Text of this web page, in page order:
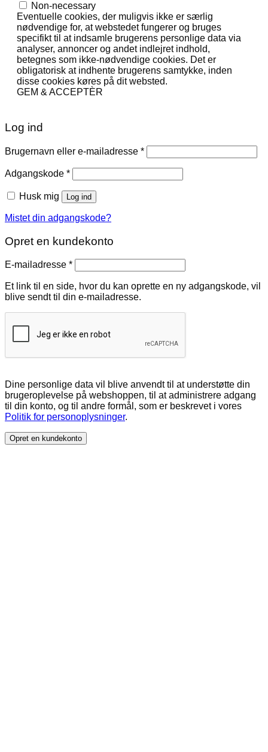
Non-necessary
Eventuelle cookies, der muligvis ikke er særlig
nødvendige for, at webstedet fungerer og bruges
specifikt til at indsamle brugerens personlige data via
analyser, annoncer og andet indlejret indhold,
betegnes som ikke-nødvendige cookies. Det er
obligatorisk at indhente brugerens samtykke, inden
disse cookies køres på dit websted.
GEM & ACCEPTÈR
Log ind
Brugernavn eller e-mailadresse *Påkrævet
Adgangskode *Påkrævet
Husk mig Log ind
Mistet din adgangskode?
Opret en kundekonto
E-mailadresse *Påkrævet
Et link til en side, hvor du kan oprette en ny adgangskode, vil
blive sendt til din e-mailadresse.
Dine personlige data vil blive anvendt til at understøtte din
brugeroplevelse på webshoppen, til at administrere adgang
til din konto, og til andre formål, som er beskrevet i vores
Politik for personoplysninger.
Opret en kundekonto